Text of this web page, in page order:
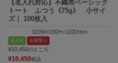
【名入れ対応】不織布ベーシック
トート ふつう《75g》 小サイ
ズ｜ 100枚入
320W×330H×110Dmm
名入れ 在庫限り
¥10,450のところ
¥10,450税込